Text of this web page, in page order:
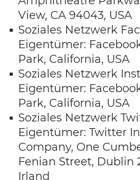
View, CA 94043, USA
Soziales Netzwerk
Eigentümer:
Park, California, USA
Soziales Netzwerk
Eigentümer:
Park, California, USA
Soziales Netzwerk
Eigentümer: Twitter
Company, One
Fenian Street, Dublin
Irland